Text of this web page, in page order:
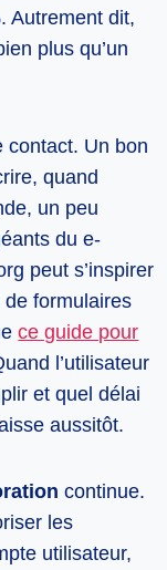
Autrement dit,
plus qu’un
contact. Un bon
quand
un peu
du e-
peut s’inspirer
de formulaires
ce guide pour
l’utilisateur
et quel délai
aussitôt.
continue.
les
utilisateur,